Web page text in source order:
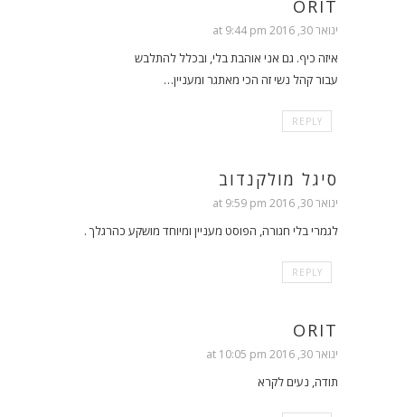
ORIT
ינואר 30, 2016 at 9:44 pm
איזה כיף. גם אני אוהבת בלי, ובכלל להתלבש
עבור קהל נשי זה הכי מאתגר ומעניין…
REPLY
סיגל מולקנדוב
ינואר 30, 2016 at 9:59 pm
לגמרי בלי חגורה, הפוסט מעניין ומיוחד מושקע כהרגלך .
REPLY
ORIT
ינואר 30, 2016 at 10:05 pm
תודה, נעים לקרא